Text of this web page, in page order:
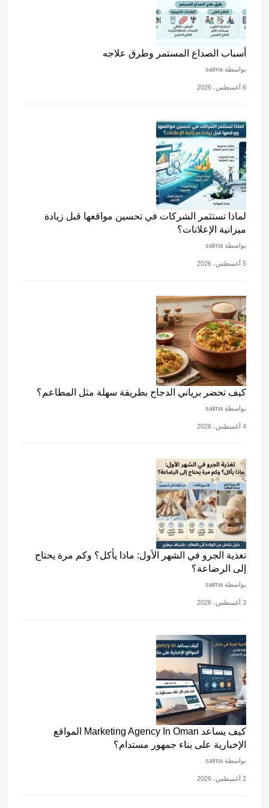
أسباب الصداع المستمر وطرق علاجه
بواسطة salma
6 أغسطس، 2026
لماذا تستثمر الشركات في تحسين مواقعها قبل زيادة
ميزانية الإعلانات؟
بواسطة salma
5 أغسطس، 2026
كيف تحضر برياني الدجاج بطريقة سهلة مثل المطاعم؟
بواسطة salma
4 أغسطس، 2026
تغذية الجرو في الشهر الأول: ماذا يأكل؟ وكم مرة يحتاج
إلى الرضاعة؟
بواسطة salma
3 أغسطس، 2026
كيف يساعد Marketing Agency In Oman المواقع
الإخبارية على بناء جمهور مستدام؟
بواسطة salma
2 أغسطس، 2026